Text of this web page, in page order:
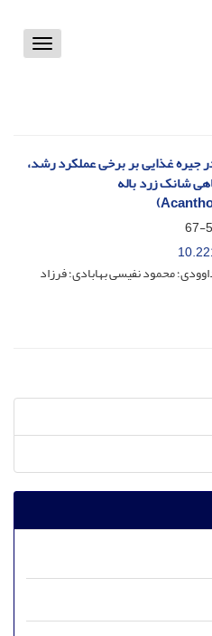
Toggle
جیره غذایی بر برخی عملکرد رشد،
شانک زرد باله
محمود نفیسی بهابادی؛ فرزاد